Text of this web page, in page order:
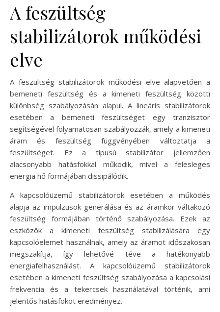
A feszültség
stabilizátorok működési
elve
A feszültség stabilizátorok működési elve alapvetően a
bemeneti feszültség és a kimeneti feszültség közötti
különbség szabályozásán alapul. A lineáris stabilizátorok
esetében a bemeneti feszültséget egy tranzisztor
segítségével folyamatosan szabályozzák, amely a kimeneti
áram és feszültség függvényében változtatja a
feszültséget. Ez a típusú stabilizátor jellemzően
alacsonyabb hatásfokkal működik, mivel a felesleges
energia hő formájában dissipálódik.
A kapcsolóüzemű stabilizátorok esetében a működés
alapja az impulzusok generálása és az áramkör váltakozó
feszültség formájában történő szabályozása. Ezek az
eszközök a kimeneti feszültség stabilizálására egy
kapcsolóelemet használnak, amely az áramot időszakosan
megszakítja, így lehetővé téve a hatékonyabb
energiafelhasználást. A kapcsolóüzemű stabilizátorok
esetében a kimeneti feszültség szabályozása a kapcsolási
frekvencia és a tekercsek használatával történik, ami
jelentős hatásfokot eredményez.